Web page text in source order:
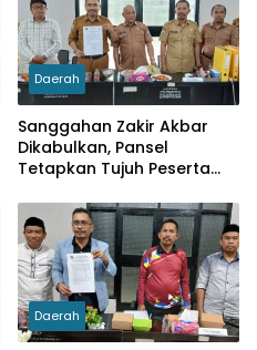
Daerah
Sanggahan Zakir Akbar
Dikabulkan, Pansel
Tetapkan Tujuh Peserta
Wai Tipalayo
Daerah